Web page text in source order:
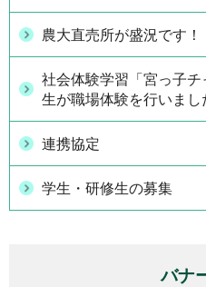
農大直売所が盛況です！
社会体験学習「宮っ子
生が職場体験を行いまし
連携協定
学生・研修生の募集
バナ